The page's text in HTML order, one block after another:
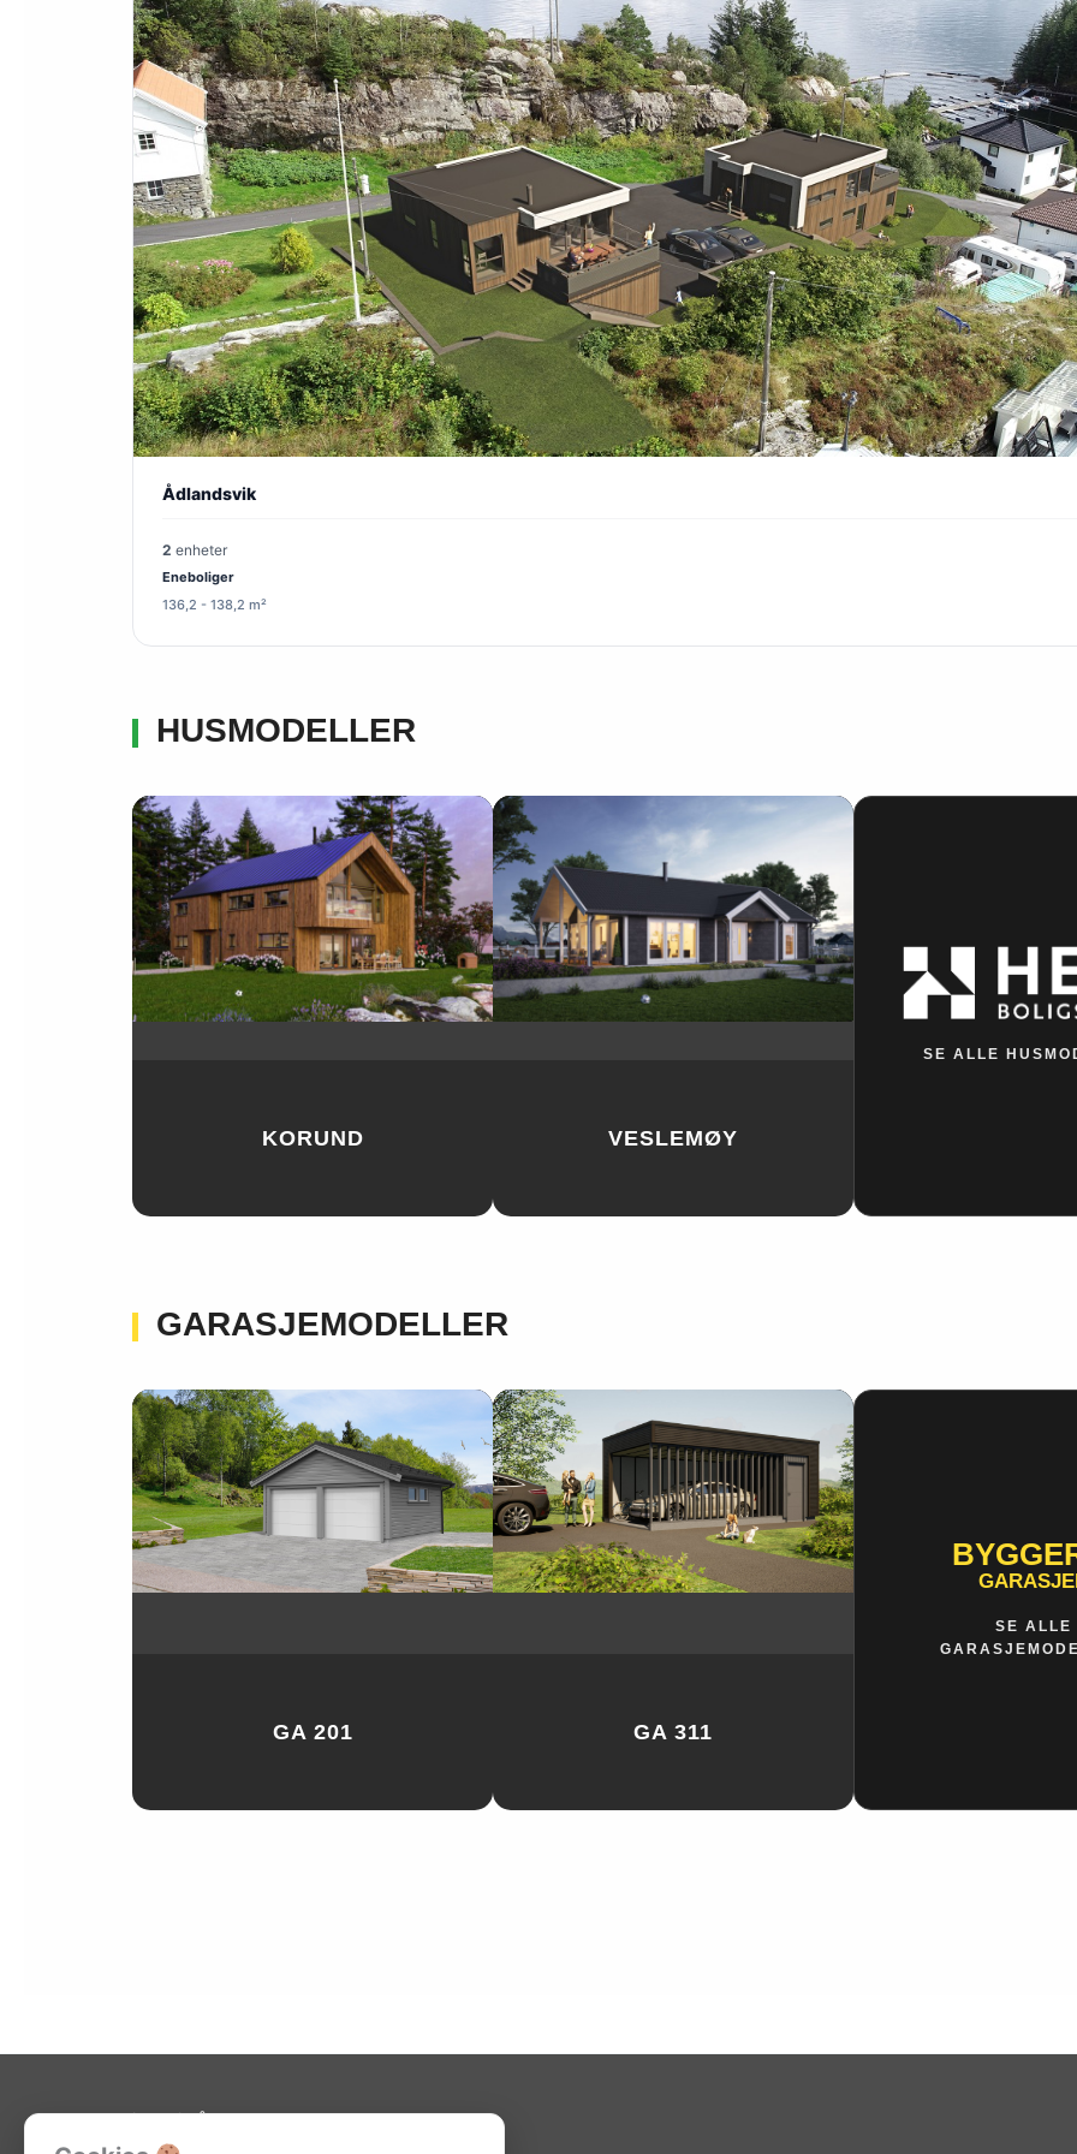
Ådlandsvik
2 enheter
Eneboliger
136,2 - 138,2 m²
HUSMODELLER
KORUND VESLEMØY
SE ALLE
GARASJEMODELLER
GA 201 GA 311
SE ALLE
Kjøpsvilkår-netthandel
Retningslinjer for cookie